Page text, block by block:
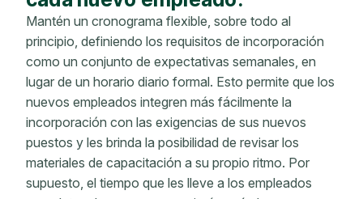
Mantén un cronograma flexible, sobre todo al
principio, definiendo los requisitos de incorporación
como un conjunto de expectativas semanales, en
lugar de un horario diario formal. Esto permite que los
nuevos empleados integren más fácilmente la
incorporación con las exigencias de sus nuevos
puestos y les brinda la posibilidad de revisar los
materiales de capacitación a su propio ritmo. Por
supuesto, el tiempo que les lleve a los empleados